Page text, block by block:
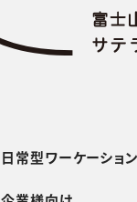
日常型ワーケーショ